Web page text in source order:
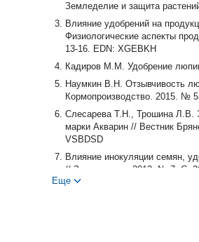
Земледелие и защита
Влияние удобрений на
Физиологические аспекты
13-16. EDN: XGEBKH
Кадиров М.М. Удобрение
Наумкин В.Н. Отзывчивость
Кормопроизводство. 2015. №
Слесарева Т.Н., Трошина Л.В.
марки Акварин // Вестник
VSBDSD
Влияние инокуляции семян,
// Земледелие. 2013. № 7. С.
Резвякова С.В., Гурин А.Г.
Еще